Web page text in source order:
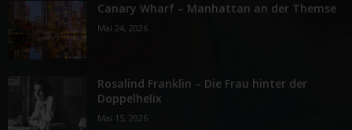
Canary Wharf – Manhattan an der Themse
Mai 24, 2026
Rosalind Franklin – Die Frau hinter der
Doppelhelix
Mai 15, 2026